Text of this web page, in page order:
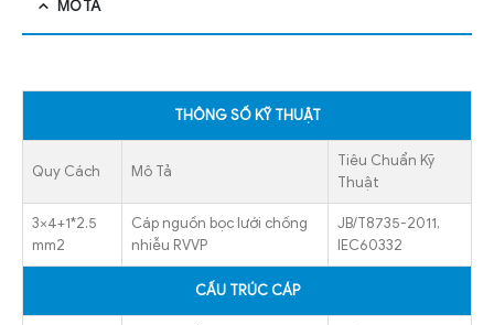
MÔ TẢ
THÔNG SỐ KỸ THUẬT
Quy Cách Mô Tả
Tiêu Chuẩn Kỹ
Thuật
3×4+1*2.5
mm2
Cáp nguồn bọc lưới chống
nhiễu RVVP
JB/T8735-2011,
IEC60332
CẤU TRÚC CÁP